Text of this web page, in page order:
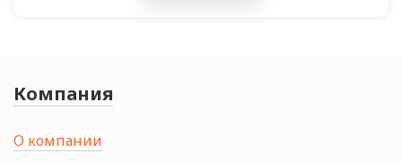
Компания
О компании